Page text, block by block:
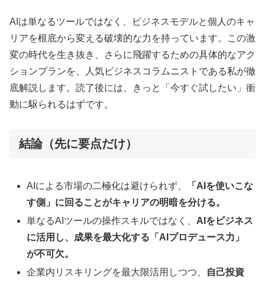
AIは単なるツールではなく、ビジネスモデルと個人のキャ
リアを根底から変える破壊的な力を持っています。この激
変の時代を生き抜き、さらに飛躍するための具体的なアク
ションプランを、人気ビジネスコラムニストである私が徹
底解説します。読了後には、きっと「今すぐ試したい」衝
動に駆られるはずです。
結論（先に要点だけ）
AIによる市場の二極化は避けられず、
「AIを使いこな
す側」に回ることがキャリアの明暗を分ける。
単なるAIツールの操作スキルではなく、 AIをビジネス
に活用し、成果を最大化する「AIプロデュース力」
が不可欠。
企業内リスキリングを最大限活用しつつ、
自己投資